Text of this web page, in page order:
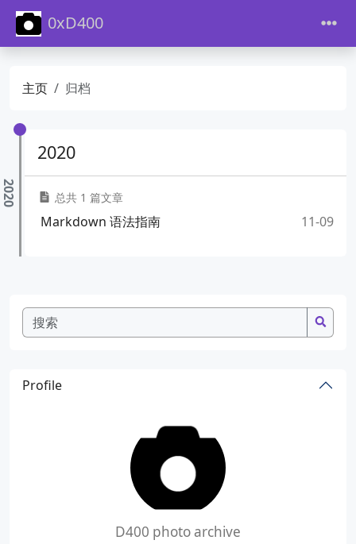
0xD400
主页 归档
2020
总共 1 篇文章
Markdown 语法指南 11-09
Profile
D400 photo archive